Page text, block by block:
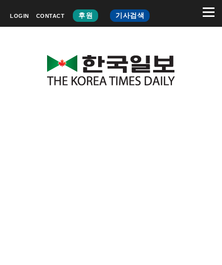
LOGIN CONTACT 후원 기사검색